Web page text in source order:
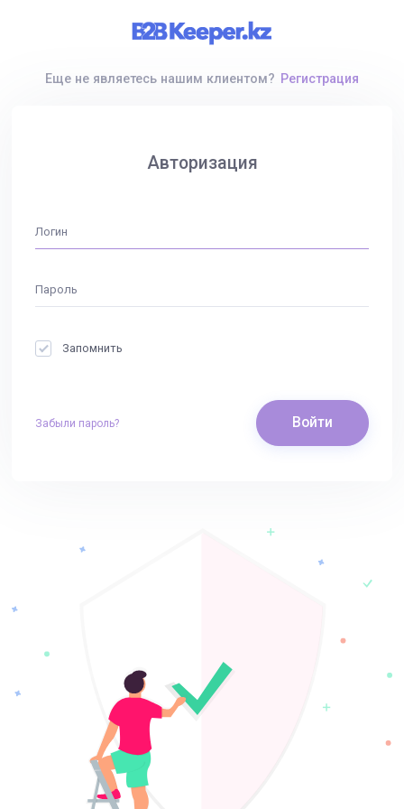
Еще не являетесь нашим клиентом? Регистрация
Авторизация
Запомнить
Забыли пароль? Войти